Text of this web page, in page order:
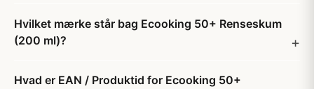
Hvilket mærke står bag Ecooking 50+ Renseskum
(200 ml)?
Hvad er EAN / Produktid for Ecooking 50+